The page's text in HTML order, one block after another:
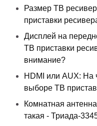
Размер ТВ
приставки
Дисплей на
ТВ приставки
внимание?
HDMI или AUX: На
выборе ТВ
Комнатная
такая - Триада-